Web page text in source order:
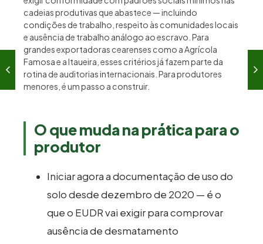
cadeias produtivas que abastece — incluindo
condições de trabalho, respeito às comunidades locais
e ausência de trabalho análogo ao escravo. Para
grandes exportadoras cearenses como a Agrícola
Famosa e a Itaueira, esses critérios já fazem parte da
rotina de auditorias internacionais. Para produtores
menores, é um passo a construir.
O que muda na prática para o
produtor
Iniciar agora a documentação de uso do
solo desde dezembro de 2020 — é o
que o EUDR vai exigir para comprovar
ausência de desmatamento